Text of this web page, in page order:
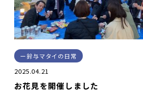
鈴与マタイの日常
2025.04.21
お花見を開催しました